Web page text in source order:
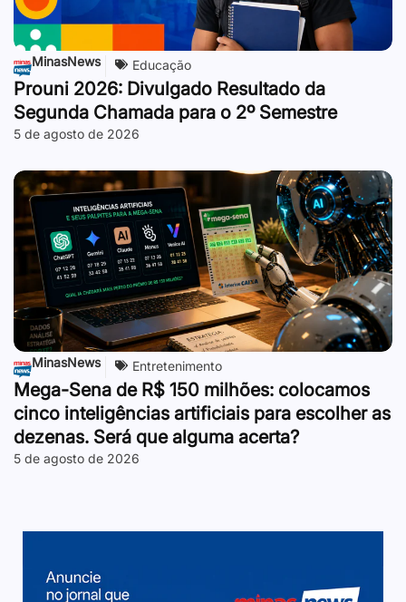
MinasNews Educação
Prouni 2026: Divulgado Resultado da
Segunda Chamada para o 2º Semestre
5 de agosto de 2026
MinasNews Entretenimento
Mega-Sena de R$ 150 milhões: colocamos
cinco inteligências artificiais para escolher as
dezenas. Será que alguma acerta?
5 de agosto de 2026